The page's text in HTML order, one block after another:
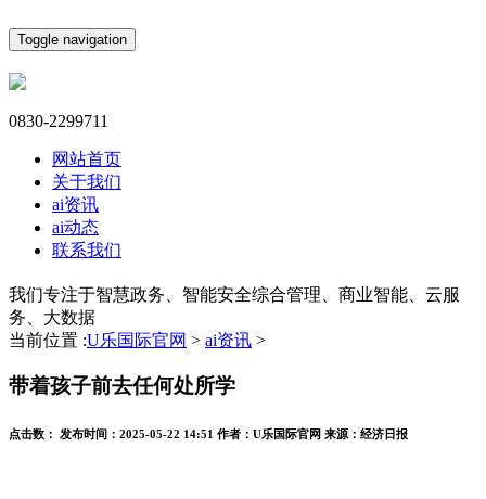
Toggle navigation
0830-2299711
网站首页
关于我们
ai资讯
ai动态
联系我们
我们专注于智慧政务、智能安全综合管理、商业智能、云服
务、大数据
当前位置 :U乐国际官网 > ai资讯 >
带着孩子前去任何处所学
点击数： 发布时间： 2025-05-22 14:51 作者： U乐国际官网 来源： 经济日报